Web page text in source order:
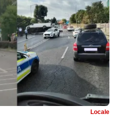
Locale